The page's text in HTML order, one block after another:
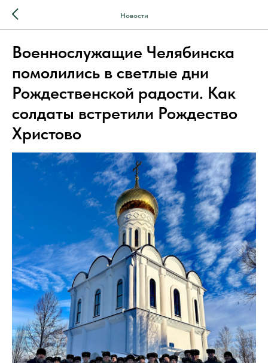
Новости
Военнослужащие Челябинска
помолились в светлые дни
Рождественской радости. Как
солдаты встретили Рождество
Христово